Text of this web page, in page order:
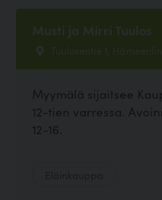
Musti ja Mirri Tuulos
Tuulosentie 1,
Myymälä sijaitsee
12-tien varressa.
12-16.